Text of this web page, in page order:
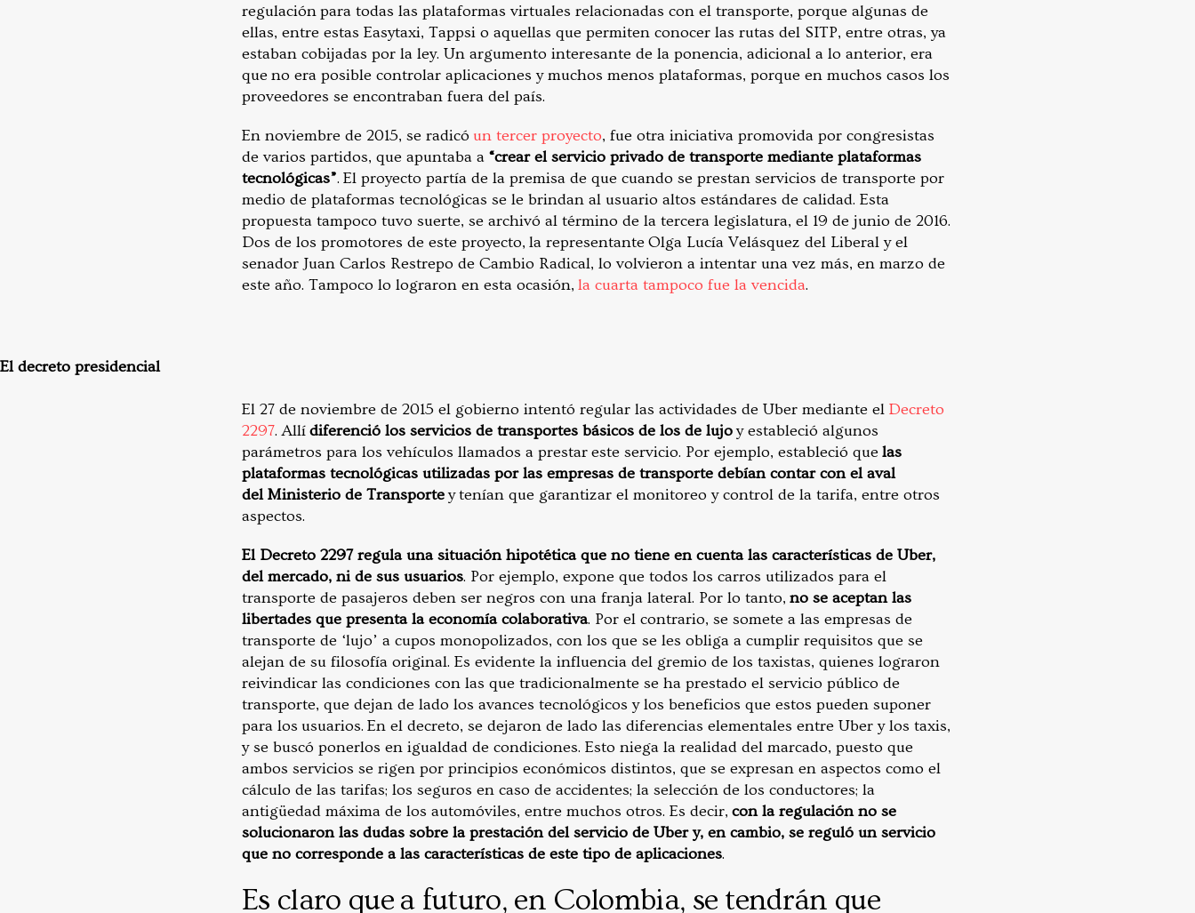
regulación para todas las plataformas virtuales relacionadas con el transporte, porque algunas de
ellas, entre estas Easytaxi, Tappsi o aquellas que permiten conocer las rutas del SITP, entre otras, ya
estaban cobijadas por la ley. Un argumento interesante de la ponencia, adicional a lo anterior, era
que no era posible controlar aplicaciones y muchos menos plataformas, porque en muchos casos los
proveedores se encontraban fuera del país.
En noviembre de 2015, se radicó un tercer proyecto, fue otra iniciativa promovida por congresistas
de varios partidos, que apuntaba a “crear el servicio privado de transporte mediante plataformas
tecnológicas”. El proyecto partía de la premisa de que cuando se prestan servicios de transporte por
medio de plataformas tecnológicas se le brindan al usuario altos estándares de calidad. Esta
propuesta tampoco tuvo suerte, se archivó al término de la tercera legislatura, el 19 de junio de 2016.
Dos de los promotores de este proyecto, la representante Olga Lucía Velásquez del Liberal y el
senador Juan Carlos Restrepo de Cambio Radical, lo volvieron a intentar una vez más, en marzo de
este año. Tampoco lo lograron en esta ocasión, la cuarta tampoco fue la vencida.
El decreto presidencial
El 27 de noviembre de 2015 el gobierno intentó regular las actividades de Uber mediante el Decreto
2297. Allídiferenció los servicios de transportes básicos de los de lujoy estableció algunos
parámetros para los vehículos llamados a prestar este servicio. Por ejemplo, estableció quelas
plataformas tecnológicas utilizadas por las empresas de transporte debían contar con el aval
del Ministerio de Transportey tenían que garantizar el monitoreo y control de la tarifa, entre otros
aspectos.
El Decreto 2297 regula una situación hipotética que no tiene en cuenta las características de Uber,
del mercado, ni de sus usuarios. Por ejemplo, expone que todos los carros utilizados para el
transporte de pasajeros deben ser negros con una franja lateral. Por lo tanto, no se aceptan las
libertades que presenta la economía colaborativa. Por el contrario, se somete a las empresas de
transporte de ‘lujo’ a cupos monopolizados, con los que se les obliga a cumplir requisitos que se
alejan de su filosofía original. Es evidente la influencia del gremio de los taxistas, quienes lograron
reivindicar las condiciones con las que tradicionalmente se ha prestado el servicio público de
transporte, que dejan de lado los avances tecnológicos y los beneficios que estos pueden suponer
para los usuarios. En el decreto, se dejaron de lado las diferencias elementales entre Uber y los taxis,
y se buscó ponerlos en igualdad de condiciones. Esto niega la realidad del marcado, puesto que
ambos servicios se rigen por principios económicos distintos, que se expresan en aspectos como el
cálculo de las tarifas; los seguros en caso de accidentes; la selección de los conductores; la
antigüedad máxima de los automóviles, entre muchos otros. Es decir, con la regulación no se
solucionaron las dudas sobre la prestación del servicio de Uber y, en cambio, se reguló un servicio
que no corresponde a las características de este tipo de aplicaciones.
Es claro que a futuro, en Colombia, se tendrán que